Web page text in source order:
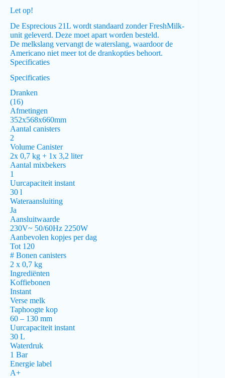
Let op!
De Esprecious 21L wordt standaard zonder FreshMilk-
unit geleverd. Deze moet apart worden besteld.
De melkslang vervangt de waterslang, waardoor de
Americano niet meer tot de drankopties behoort.
Specificaties
Specificaties
Dranken
(16)
Afmetingen
352x568x660mm
Aantal canisters
2
Volume Canister
2x 0,7 kg + 1x 3,2 liter
Aantal mixbekers
1
Uurcapaciteit instant
30 l
Wateraansluiting
Ja
Aansluitwaarde
230V~ 50/60Hz 2250W
Aanbevolen kopjes per dag
Tot 120
# Bonen canisters
2 x 0,7 kg
Ingrediënten
Koffiebonen
Instant
Verse melk
Taphoogte kop
60 – 130 mm
Uurcapaciteit instant
30 L
Waterdruk
1 Bar
Energie label
A+